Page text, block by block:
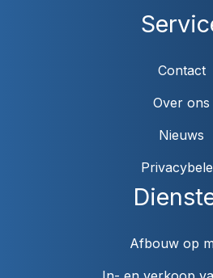
Afbouw op
Contact
Over ons
Nieuws